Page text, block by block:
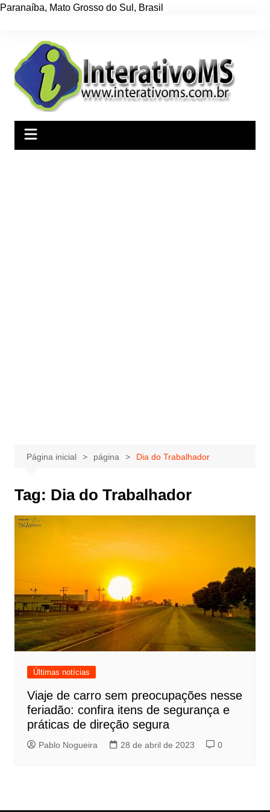
Paranaíba, Mato Grosso do Sul , Brasil
conteúdo
Página inicial página Dia do Trabalhador
Tag: Dia do Trabalhador
Últimas notícias
Viaje de carro sem preocupações nesse
feriadão: confira itens de segurança e
práticas de direção segura
Pablo Nogueira 28 de abril de 2023 0